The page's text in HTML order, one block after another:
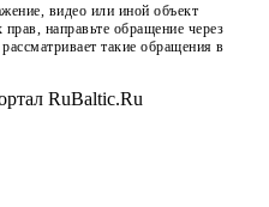
видео или иной объект
направьте обращение через
такие обращения в
RuBaltic.Ru